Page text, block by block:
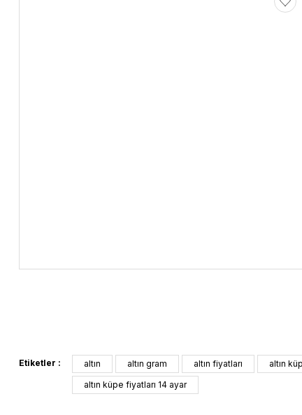
Etiketler : altın altın gram altın fiyatları altın
altın küpe fiyatları 14 ayar